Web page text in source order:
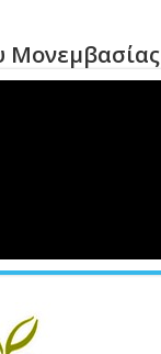
Μονεμβασίας